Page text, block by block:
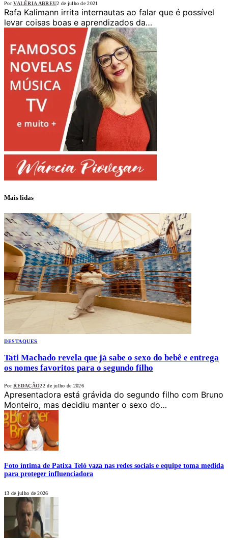
Por VALÉRIA ABREU2 de julho de 2021
Rafa Kalimann irrita internautas ao falar que é possível
levar coisas boas e aprendizados da…
Mais lidas
DESTAQUES
Tati Machado revela que já sabe o sexo do bebê e entrega
os nomes favoritos para o segundo filho
Por REDAÇÃO22 de julho de 2026
Apresentadora está grávida do segundo filho com Bruno
Monteiro, mas decidiu manter o sexo do…
Foto íntima de Patixa Teló vaza nas redes sociais e equipe toma medida
para proteger influenciadora
13 de julho de 2026